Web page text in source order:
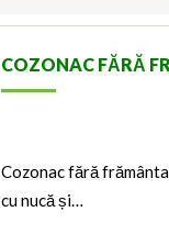
COZONAC FĂRĂ
Cozonac fără
cu nucă și…